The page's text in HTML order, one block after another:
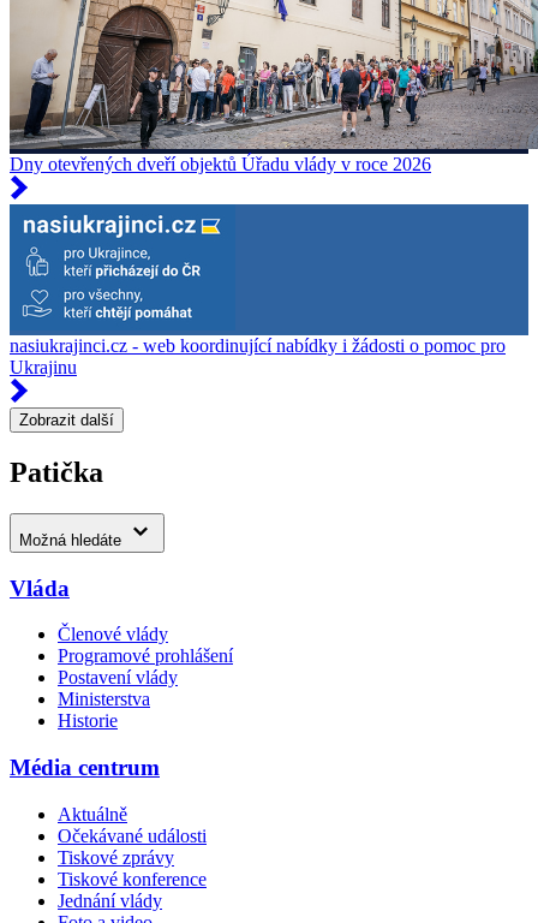
Dny otevřených dveří objektů Úřadu vlády v roce 2026
nasiukrajinci.cz - web koordinující nabídky i žádosti o pomoc pro
Ukrajinu
Zobrazit další
Patička
Možná hledáte
Vláda
Členové vlády
Programové prohlášení
Postavení vlády
Ministerstva
Historie
Média centrum
Aktuálně
Očekávané události
Tiskové zprávy
Tiskové konference
Jednání vlády